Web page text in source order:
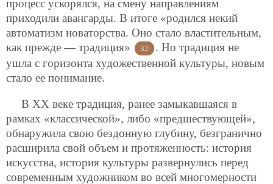
процесс ускорялся, на смену направлениям
приходили авангарды. В итоге «родился некий
автоматизм новаторства. Оно стало властительным,
как прежде — традиция»
32
. Но традиция не
ушла с горизонта художественной культуры, новым
стало ее понимание.
В ХХ веке традиция, ранее замыкавшаяся в
рамках «классической», либо «предшествующей»,
обнаружила свою бездонную глубину, безгранично
расширила свой объем и протяженность: история
искусства, история культуры развернулись перед
современным художником во всей многомерности